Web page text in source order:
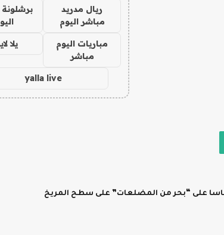
ريال مدريد
مباشر اليوم
مباريات اليوم
مباشر
يلا
yalla live
ناسا على “بحر من المضلعات” على سطح المريخ